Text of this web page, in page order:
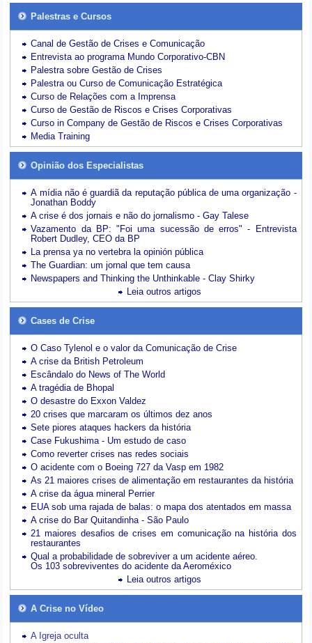
Palestras e Cursos
Canal de Gestão de Crises e Comunicação
Entrevista ao programa Mundo Corporativo-CBN
Palestra sobre Gestão de Crises
Palestra ou Curso de Comunicação Estratégica
Curso de Relações com a Imprensa
Curso de Gestão de Riscos e Crises Corporativas
Curso in Company de Gestão de Riscos e Crises Corporativas
Media Training
Opinião dos Especialistas
A mídia não é guardiã da reputação pública de uma organização -
Jonathan Boddy
A crise é dos jornais e não do jornalismo - Gay Talese
Vazamento da BP: "Foi uma sucessão de erros" - Entrevista
Robert Dudley, CEO da BP
La prensa ya no vertebra la opinión pública
The Guardian: um jornal que tem causa
Newspapers and Thinking the Unthinkable - Clay Shirky
Leia outros artigos
Cases de Crise
O Caso Tylenol e o valor da Comunicação de Crise
A crise da British Petroleum
Escândalo do News of The World
A tragédia de Bhopal
O desastre do Exxon Valdez
20 crises que marcaram os últimos dez anos
Sete piores ataques hackers da história
Case Fukushima - Um estudo de caso
Como reverter crises nas redes sociais
O acidente com o Boeing 727 da Vasp em 1982
As 21 maiores crises de alimentação em restaurantes da história
A crise da água mineral Perrier
EUA sob uma rajada de balas: o mapa dos atentados em massa
A crise do Bar Quitandinha - São Paulo
21 maiores desafios de crises em comunicação na história dos
restaurantes
Qual a probabilidade de sobreviver a um acidente aéreo.
Os 103 sobreviventes do acidente da Aeroméxico
Leia outros artigos
A Crise no Vídeo
A Igreja oculta